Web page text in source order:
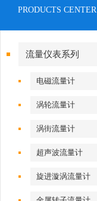
PRODUCTS CENTER
流量仪表系列
电磁流量计
涡轮流量计
涡街流量计
超声波流量计
旋进漩涡流量计